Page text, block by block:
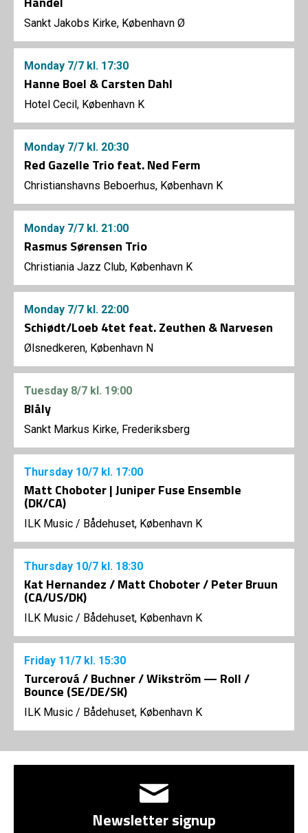
Sankt Jakobs Kirke, København Ø
Monday 7/7 kl. 17:30
Hanne Boel & Carsten Dahl
Hotel Cecil, København K
Monday 7/7 kl. 20:30
Red Gazelle Trio feat. Ned Ferm
Christianshavns Beboerhus, København K
Monday 7/7 kl. 21:00
Rasmus Sørensen Trio
Christiania Jazz Club, København K
Monday 7/7 kl. 22:00
Schiødt/Loeb 4tet feat. Zeuthen & Narvesen
Ølsnedkeren, København N
Tuesday 8/7 kl. 19:00
Blåly
Sankt Markus Kirke, Frederiksberg
Thursday 10/7 kl. 17:00
Matt Choboter | Juniper Fuse Ensemble
(DK/CA)
ILK Music / Bådehuset, København K
Thursday 10/7 kl. 18:30
Kat Hernandez / Matt Choboter / Peter Bruun
(CA/US/DK)
ILK Music / Bådehuset, København K
Friday 11/7 kl. 15:30
Turcerová / Buchner / Wikström — Roll /
Bounce (SE/DE/SK)
ILK Music / Bådehuset, København K
Newsletter signup